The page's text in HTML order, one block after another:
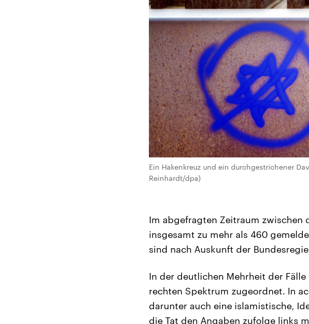
Ein Hakenkreuz und ein durchgestrichener
Reinhardt/dpa)
Im abgefragten Zeitraum zwischen
insgesamt zu mehr als 460
sind nach Auskunft der
In der deutlichen Mehrheit der
rechten Spektrum zugeordnet. In
darunter auch eine islamistische,
die Tat den Angaben zufolge links